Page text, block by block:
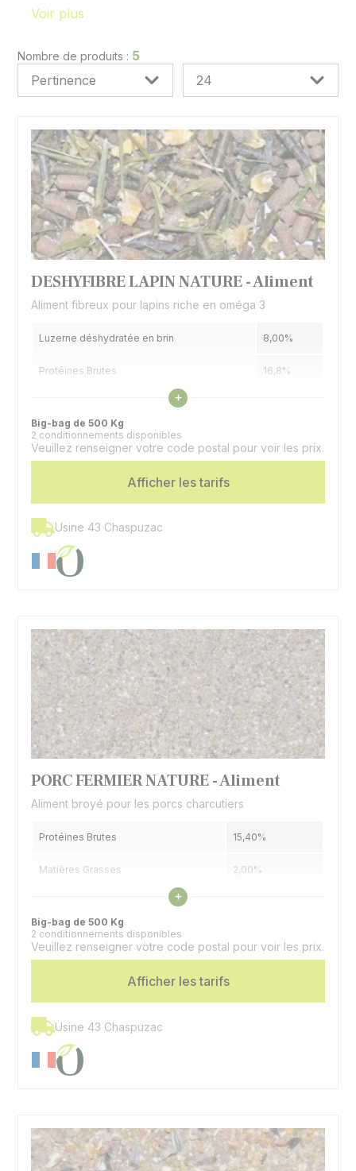
d'une seule poche gastrique, par opposition aux
estomac complexe à quatre poches. Leur
alimentation doit être équilibrée (énergie, protéines,
fibres, minéraux, vitamines… ), c'est le prérequis
indispensable pour assurer des performances de
reproduction, ponte, élevage,...). La ration des
monogastriques d'élevage se caractérisent par deux
catégories, les omnivores comme les porcs et les
volailles et les herbivores comme le lapin. Les
herbivores monogastriques peuvent digérer la
cellulose présente dans leur régime alimentaire
grâce à des bactéries intestinales symbiotiques, pour
autant leur capacité à extraire de l'énergie de la
digestion de la cellulose est moins efficace que chez
Voir plus
Nombre de produits : 5
DESHYFIBRE LAPIN NATURE - Aliment
Aliment fibreux pour lapins riche en oméga 3
Luzerne déshydratée en brin 8,00%
Protéines Brutes 16,8%
Cellulose Brute
Voir les caractéristiques
+
Big-bag de 500 Kg
2 conditionnements disponibles
Veuillez renseigner votre code postal pour voir les prix.
Afficher les tarifs
Usine 43 Chaspuzac
PORC FERMIER NATURE - Aliment
Aliment broyé pour les porcs charcutiers
Protéines Brutes 15,40%
Matières Grasses 2,00%
Espèces
Voir les caractéristiques
+
Big-bag de 500 Kg
2 conditionnements disponibles
Veuillez renseigner votre code postal pour voir les prix.
Afficher les tarifs
Usine 43 Chaspuzac